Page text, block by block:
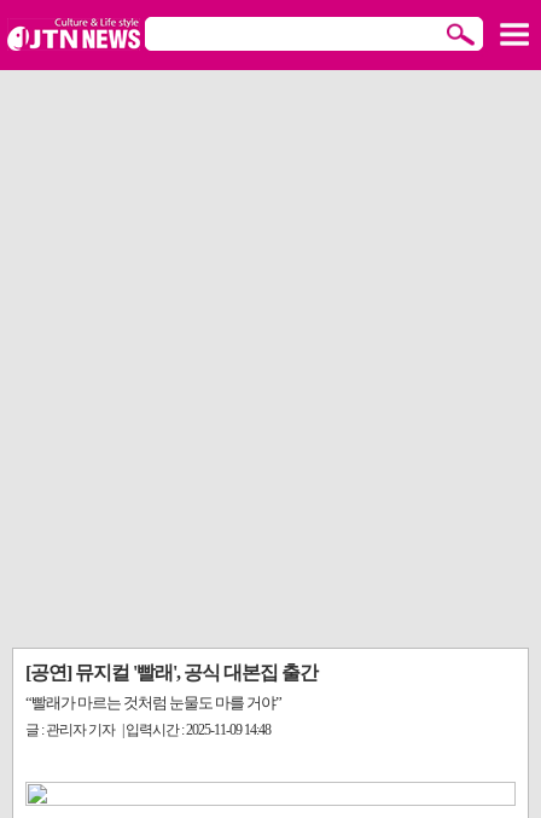
[공연] 뮤지컬 '빨래', 공식 대본집 출간
“빨래가 마르는 것처럼 눈물도 마를 거야”
글 : 관리자 기자 | 입력시간 : 2025-11-09 14:48